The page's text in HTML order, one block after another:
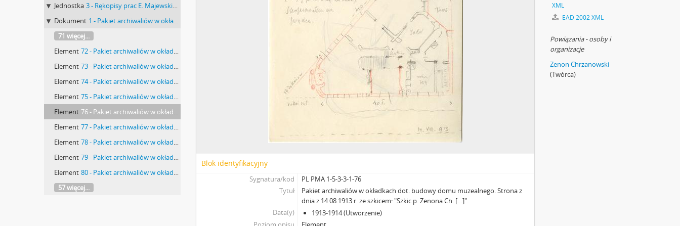
Jednostka 3 - Rękopisy prac E. Majewskiego oraz materiały związane z MEM Muzeum Miejskim w Warszawie i MPimEMTNW
Dokument 1 - Pakiet archiwaliów w okładkach. Tytuł ręką E. Majewskiego: ”Akta budowy domu muzealnego”. Zawiera notatki i szkice E. Majewskiego rysunki na kalce projekt i rysunek kolorowany Zenona Chrzanowskiego „Lice Muzeum Przedhistorycznego od ul. Zaokopowej” w skali 1:200 z 14 marca 1913 r. projekt Czesława Domaniewskiego z 1914 r.
71 więcej...
Element 72 - Pakiet archiwaliów w okładkach dot. budowy domu muzealnego. Okładka 2 (pierwsza strona): "[…] 15.I.1914. Wierzbno […]".
Element 73 - Pakiet archiwaliów w okładkach dot. budowy domu muzealnego. Okładka 2 (druga strona): "Chociaż cała praca ma charakter […]".
Element 74 - Pakiet archiwaliów w okładkach dot. budowy domu muzealnego. Okładka 2 (ostatnia strona): "[…] dojazd - droga […]".
Element 75 - Pakiet archiwaliów w okładkach dot. budowy domu muzealnego. Strona ze szkicem: "Mój Plan N 3 […]".
Element 76 - Pakiet archiwaliów w okładkach dot. budowy domu muzealnego. Strona z dnia z 14.08.1913 r. ze szkicem: "Szkic p. Zenona Ch. […]".
Element 77 - Pakiet archiwaliów w okładkach dot. budowy domu muzealnego. Strona z nieokreślonym rysunkiem wykonanym ołówkiem.
Element 78 - Pakiet archiwaliów w okładkach dot. budowy domu muzealnego. Strona ze szkicem: "Isze piętro […]".
Element 79 - Pakiet archiwaliów w okładkach dot. budowy domu muzealnego. Strona ze szkicem i nieczytelnym tekstem wykonynm czerwoną kredką.
Element 80 - Pakiet archiwaliów w okładkach dot. budowy domu muzealnego. Strona ze szkicem: "Szwajcar - w suterenie pod Kuchnią […]".
57 więcej...
Blok identyfikacyjny
Sygnatura/kod
PL PMA 1-5-3-3-1-76
Tytuł
Pakiet archiwaliów w okładkach dot. budowy domu muzealnego. Strona z
dnia z 14.08.1913 r. ze szkicem: "Szkic p. Zenona Ch. […]".
Data(y)
1913-1914 (Utworzenie)
XML
EAD 2002 XML
Powiązania - osoby i
organizacje
Zenon Chrzanowski
(Twórca)